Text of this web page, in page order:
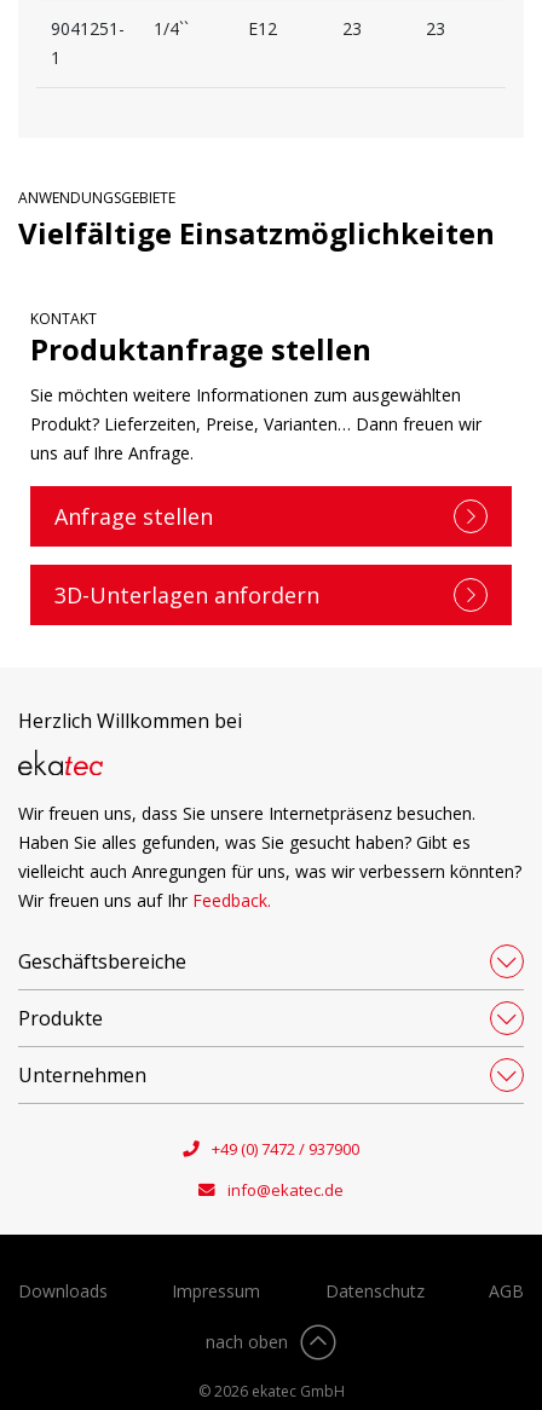
9041251-
1
1/4`` E12 23 23
ANWENDUNGSGEBIETE
Vielfältige Einsatzmöglichkeiten
KONTAKT
Produktanfrage stellen
Sie möchten weitere Informationen zum ausgewählten
Produkt? Lieferzeiten, Preise, Varianten… Dann freuen wir
uns auf Ihre Anfrage.
Anfrage stellen
3D-Unterlagen anfordern
Herzlich Willkommen bei
Wir freuen uns, dass Sie unsere Internetpräsenz besuchen.
Haben Sie alles gefunden, was Sie gesucht haben? Gibt es
vielleicht auch Anregungen für uns, was wir verbessern könnten?
Wir freuen uns auf Ihr Feedback.
Geschäftsbereiche
Produkte
Unternehmen
+49 (0) 7472 / 937900
info@ekatec.de
© 2026 ekatec GmbH
Downloads Impressum Datenschutz AGB
nach oben